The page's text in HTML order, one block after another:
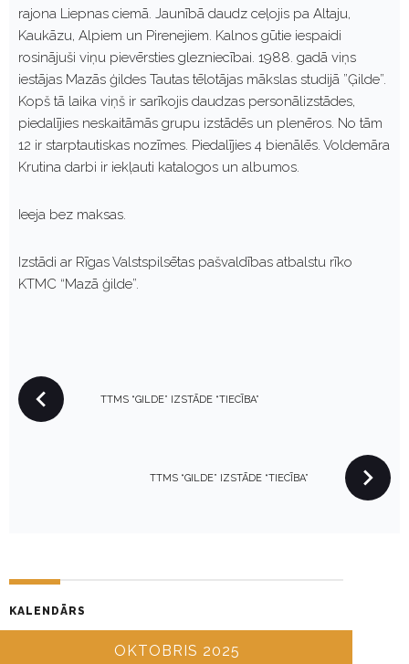
rajona Liepnas ciemā. Jaunībā daudz ceļojis pa Altaju,
Kaukāzu, Alpiem un Pirenejiem. Kalnos gūtie iespaidi
rosinājuši viņu pievērsties glezniecībai. 1988. gadā viņs
iestājas Mazās ģildes Tautas tēlotājas mākslas studijā ”Ģilde”.
Kopš tā laika viņš ir sarīkojis daudzas personālizstādes,
piedalījies neskaitāmās grupu izstādēs un plenēros. No tām
12 ir starptautiskas nozīmes. Piedalījies 4 bienālēs. Voldemāra
Krutina darbi ir iekļauti katalogos un albumos.
Ieeja bez maksas.
Izstādi ar Rīgas Valstspilsētas pašvaldības atbalstu rīko
KTMC “Mazā ģilde”.
P
O
G
A
T
TTMS “GILDE” IZSTĀDE “TIECĪBA”
TTMS “GILDE” IZSTĀDE “TIECĪBA”
KALENDĀRS
OKTOBRIS 2025